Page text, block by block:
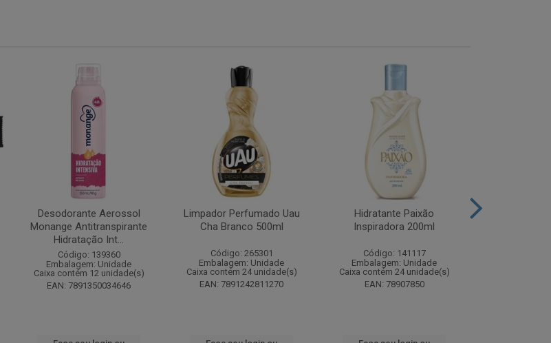
Desodorante Aerossol
Monange Antitranspirante
Hidratação Int...
Código: 139360
Embalagem: Unidade
Caixa contém 12 unidade(s)
EAN: 7891350034646
Limpador Perfumado Uau
Cha Branco 500ml
Código: 265301
Embalagem: Unidade
Caixa contém 24 unidade(s)
EAN: 7891242811270
Hidratante Paixão
Inspiradora 200ml
Código: 141117
Embalagem: Unidade
Caixa contém 24 unidade(s)
EAN: 78907850